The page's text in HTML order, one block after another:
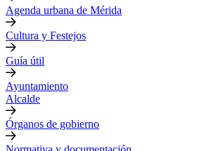
Agenda urbana de Mérida
Cultura y Festejos
Guía útil
Ayuntamiento
Alcalde
Órganos de gobierno